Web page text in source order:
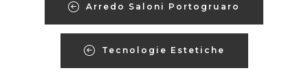
Arredo Saloni Portogruaro
Tecnologie Estetiche